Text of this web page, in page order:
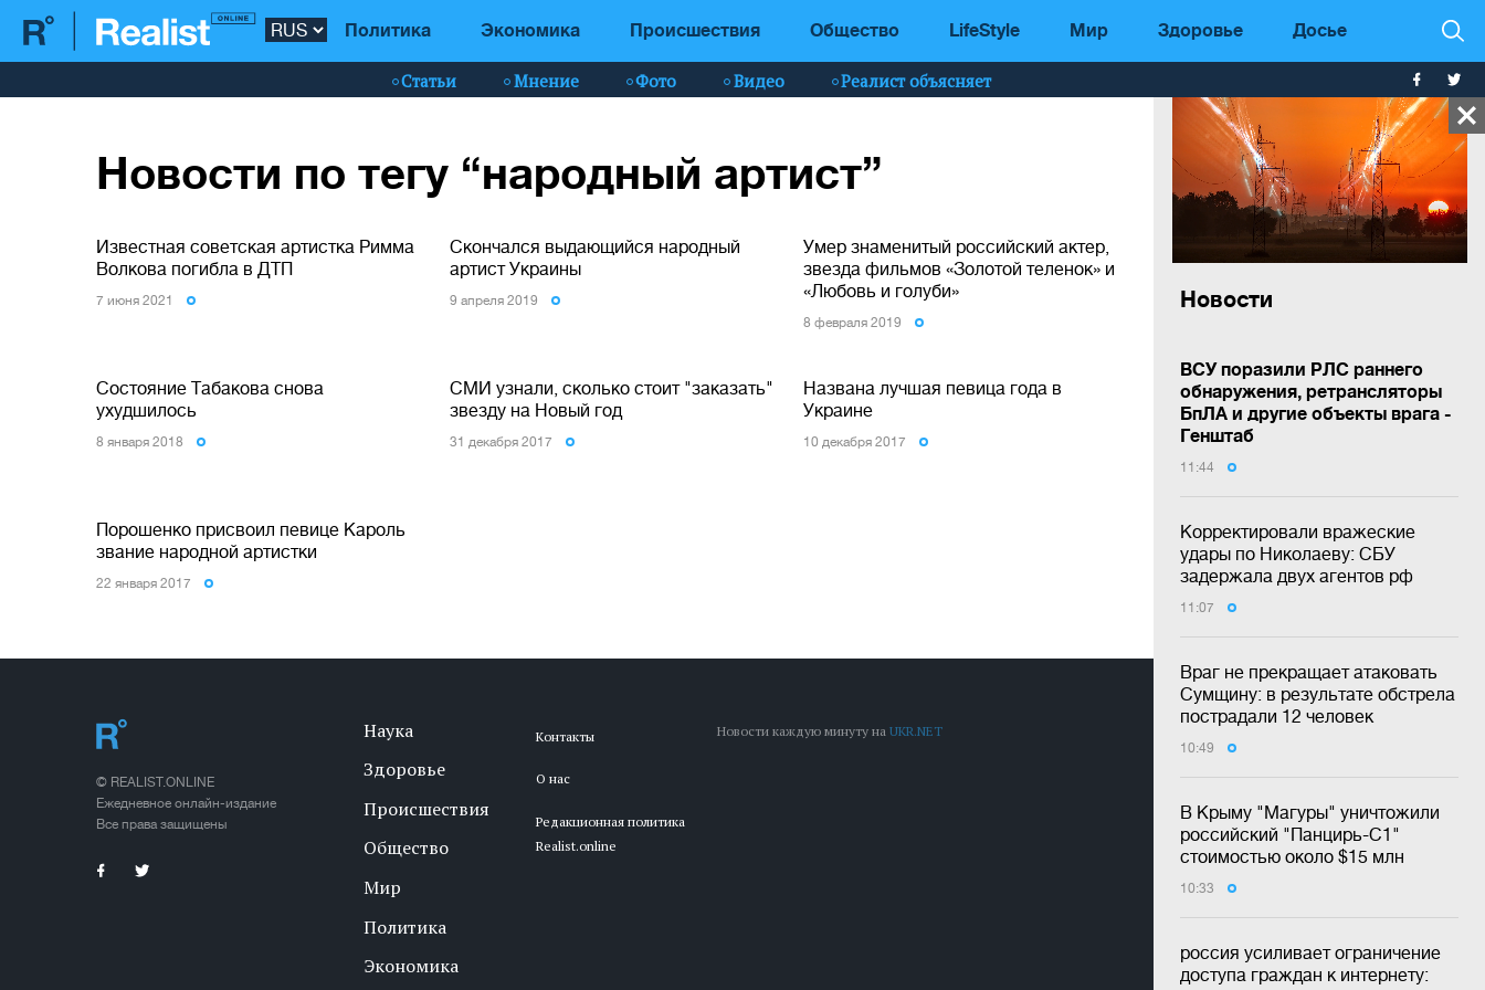
Политика Экономика Происшествия Общество LifeStyle Мир Здоровье Досье
Статьи Мнение Фото Видео Реалист объясняет
Новости
ВСУ поразили РЛС раннего
обнаружения, ретрансляторы
БпЛА и другие объекты врага -
Генштаб
11:44
Корректировали вражеские
удары по Николаеву: СБУ
задержала двух агентов рф
11:07
Враг не прекращает атаковать
Сумщину: в результате обстрела
пострадали 12 человек
10:49
В Крыму "Магуры" уничтожили
российский "Панцирь-С1"
стоимостью около $15 млн
10:33
россия усиливает ограничение
доступа граждан к интернету:
Новости по тегу “народный артист”
Известная советская артистка Римма
Волкова погибла в ДТП
7 июня 2021
Скончался выдающийся народный
артист Украины
9 апреля 2019
Умер знаменитый российский актер,
звезда фильмов «Золотой теленок» и
«Любовь и голуби»
8 февраля 2019
Состояние Табакова снова
ухудшилось
8 января 2018
СМИ узнали, сколько стоит "заказать"
звезду на Новый год
31 декабря 2017
Названа лучшая певица года в
Украине
10 декабря 2017
Порошенко присвоил певице Кароль
звание народной артистки
22 января 2017
© REALIST.ONLINE
Ежедневное онлайн-издание
Все права защищены
Наука
Здоровье
Происшествия
Общество
Мир
Политика
Экономика
Контакты
О нас
Редакционная политика
Realist.online
Новости каждую минуту наUKR.NET